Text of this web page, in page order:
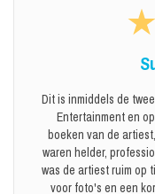
Dit is inmiddels de
Entertainment en
boeken van de
waren helder,
was de artiest ruim op
voor foto's en een